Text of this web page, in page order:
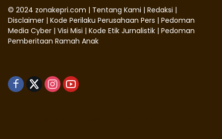
© 2024 zonakepri.com | Tentang Kami | Redaksi |
Disclaimer | Kode Perilaku Perusahaan Pers | Pedoman
Media Cyber | Visi Misi | Kode Etik Jurnalistik | Pedoman
Pemberitaan Ramah Anak